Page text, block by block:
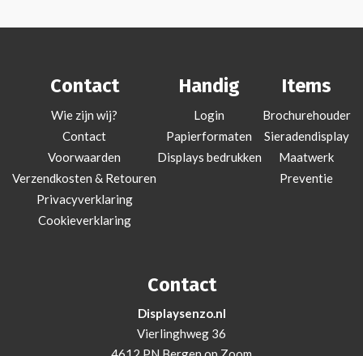
Contact
Wie zijn wij?
Contact
Voorwaarden
Verzendkosten & Retouren
Privacyverklaring
Cookieverklaring
Handig
Login
Papierformaten
Displays bedrukken
Items
Brochurehouder
Sieradendisplay
Maatwerk
Preventie
Contact
Displaysenzo.nl
Vierlinghweg 36